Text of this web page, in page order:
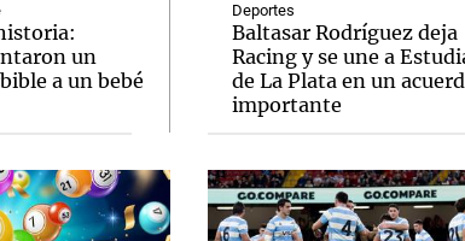
un
a un bebé
Deportes
Baltasar Rodríguez deja
Racing y se une a
de La Plata en un
importante